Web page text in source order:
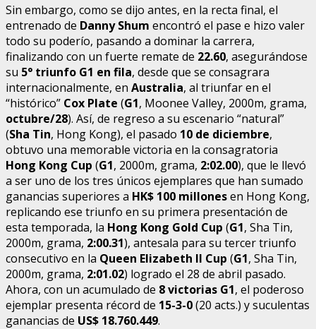
Sin embargo, como se dijo antes, en la recta final, el
entrenado de Danny Shum encontró el pase e hizo valer
todo su poderío, pasando a dominar la carrera,
finalizando con un fuerte remate de 22.60, asegurándose
su 5° triunfo G1 en fila, desde que se consagrara
internacionalmente, en Australia, al triunfar en el
“histórico” Cox Plate (G1, Moonee Valley, 2000m, grama,
octubre/28). Así, de regreso a su escenario “natural”
(Sha Tin, Hong Kong), el pasado 10 de diciembre,
obtuvo una memorable victoria en la consagratoria
Hong Kong Cup (G1, 2000m, grama, 2:02.00), que le llevó
a ser uno de los tres únicos ejemplares que han sumado
ganancias superiores a HK$ 100 millonesen Hong Kong,
replicando ese triunfo en su primera presentación de
esta temporada, la Hong Kong Gold Cup (G1, Sha Tin,
2000m, grama, 2:00.31), antesala para su tercer triunfo
consecutivo en la Queen Elizabeth II Cup (G1, Sha Tin,
2000m, grama, 2:01.02) logrado el 28 de abril pasado.
Ahora, con un acumulado de 8 victorias G1, el poderoso
ejemplar presenta récord de 15-3-0(20 acts.) y suculentas
ganancias de US$ 18.760.449.